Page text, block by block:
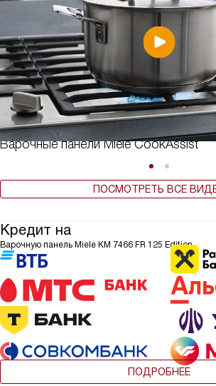
Варочные панели Miele CookAssist
ПОСМОТРЕТЬ ВСЕ
Кредит на
Варочную панель Miele KM 7466 FR 125 Edition
ПОДРОБНЕЕ